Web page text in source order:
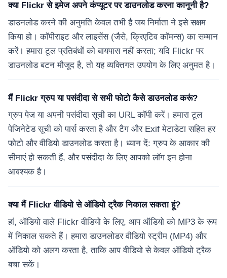
क्या Flickr से इमेज अपने कंप्यूटर पर डाउनलोड करना कानूनी है?
डाउनलोड करने की अनुमति केवल तभी है जब निर्माता ने इसे सक्षम
किया हो। कॉपीराइट और लाइसेंस (जैसे, क्रिएटिव कॉमन्स) का सम्मान
करें। हमारा टूल प्रतिबंधों को बायपास नहीं करता; यदि Flickr पर
डाउनलोड बटन मौजूद है, तो यह व्यक्तिगत उपयोग के लिए अनुमत है।
मैं Flickr ग्रुप या पसंदीदा से सभी फोटो कैसे डाउनलोड करूं?
ग्रुप पेज या अपनी पसंदीदा सूची का URL कॉपी करें। हमारा टूल
पेजिनेटेड सूची को पार्स करता है और टैग और Exif मेटाडेटा सहित हर
फोटो और वीडियो डाउनलोड करता है। ध्यान दें: ग्रुप के आकार की
सीमाएं हो सकती हैं, और पसंदीदा के लिए आपको लॉग इन होना
आवश्यक है।
क्या मैं Flickr वीडियो से ऑडियो ट्रैक निकाल सकता हूं?
हां, ऑडियो वाले Flickr वीडियो के लिए, आप ऑडियो को MP3 के रूप
में निकाल सकते हैं। हमारा डाउनलोडर वीडियो स्ट्रीम (MP4) और
ऑडियो को अलग करता है, ताकि आप वीडियो से केवल ऑडियो ट्रैक
बचा सकें।